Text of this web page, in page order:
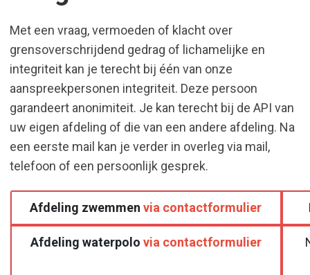
Met een vraag, vermoeden of klacht over
grensoverschrijdend gedrag of lichamelijke en
integriteit kan je terecht bij één van onze
aanspreekpersonen integriteit. Deze persoon
garandeert anonimiteit. Je kan terecht bij de API van
uw eigen afdeling of die van een andere afdeling. Na
een eerste mail kan je verder in overleg via mail,
telefoon of een persoonlijk gesprek.
Afdeling zwemmen via contactformulier
Afdeling waterpolo via contactformulier